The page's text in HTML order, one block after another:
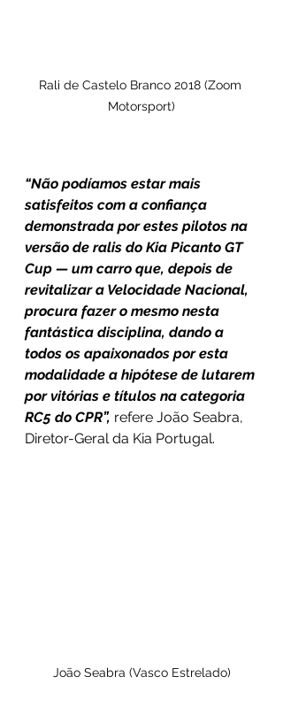
Rali de Castelo Branco 2018 (Zoom
Motorsport)
“Não podíamos estar mais
satisfeitos com a confiança
demonstrada por estes pilotos na
versão de ralis do Kia Picanto GT
Cup — um carro que, depois de
revitalizar a Velocidade Nacional,
procura fazer o mesmo nesta
fantástica disciplina, dando a
todos os apaixonados por esta
modalidade a hipótese de lutarem
por vitórias e títulos na categoria
RC5 do CPR”, refere João Seabra,
Diretor-Geral da Kia Portugal.
João Seabra (Vasco Estrelado)